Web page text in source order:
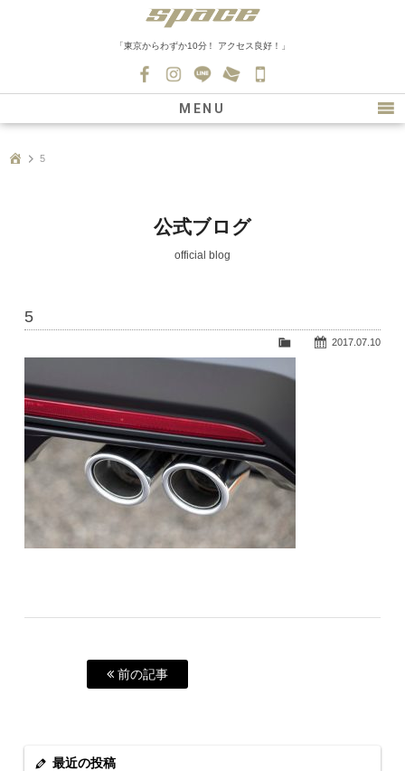
「東京からわずか10分！ アクセス良好！」
0139
MENU
新車情報
在庫車情報
会社紹介
5
公式ブログ
official blog
5
2017.07.10
前の記事
最近の投稿